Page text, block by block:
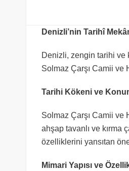
Denizli’nin Tarihî
Denizli, zengin tarihi ve
Solmaz Çarşı Camii ve
Tarihi Kökeni ve
Solmaz Çarşı Camii ve
ahşap tavanlı ve kırma
özelliklerini yansıtan
Mimari Yapısı ve